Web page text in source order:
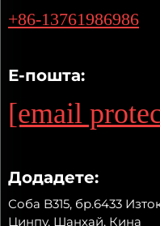
+86-13761986986
Е-пошта:
[email
Додадете:
Соба B315, бр.6433
Цинпу, Шанхай, Кина